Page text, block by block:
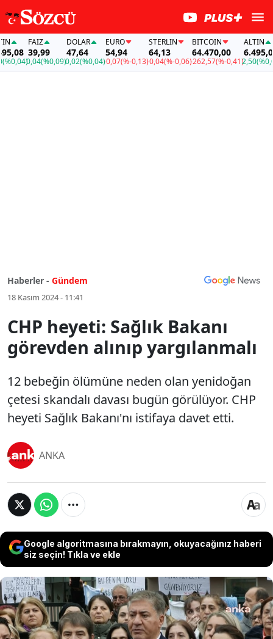
FAİZ
39,99
0,04(%0,09)
DOLAR
47,64
0,02(%0,04)
EURO
54,94
-0,07(%-0,13)
STERLIN
64,13
-0,04(%-0,06)
BITCOIN
64.470,00
-262,57(%-0,41)
ALTIN
6.495,08
2,50(%0,04)
Haberler - Gündem
18 Kasım 2024 - 11:41
CHP heyeti: Sağlık Bakanı
görevden alınıp yargılanmalı
12 bebeğin ölümüne neden olan yenidoğan
çetesi skandalı davası bugün görülüyor. CHP
heyeti Sağlık Bakanı'nı istifaya davet etti.
ANKA
Google algoritmasına bırakmayın, okuyacağınız haberi
siz seçin! Tıkla ve ekle
12 bebeğin ölümüne neden olan